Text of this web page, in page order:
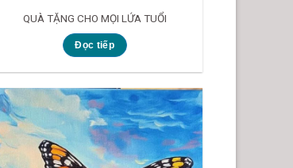
QUÀ TẶNG CHO MỌI LỨA TUỔI
Đọc tiếp